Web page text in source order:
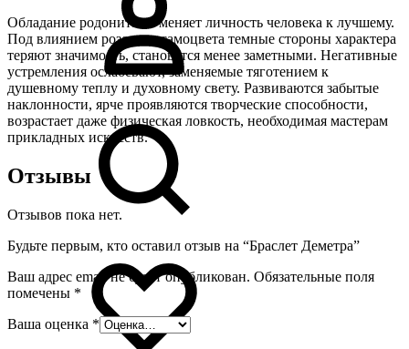
Обладание родонитами меняет личность человека к лучшему.
Под влиянием розового самоцвета темные стороны характера
теряют значимость, становятся менее заметными. Негативные
устремления ослабевают, заменяемые тяготением к
душевному теплу и духовному свету. Развиваются забытые
наклонности, ярче проявляются творческие способности,
возрастает даже физическая ловкость, необходимая мастерам
прикладных искусств.
Отзывы
Отзывов пока нет.
Будьте первым, кто оставил отзыв на “Браслет Деметра”
Ваш адрес email не будет опубликован. Обязательные поля
помечены *
Ваша оценка *